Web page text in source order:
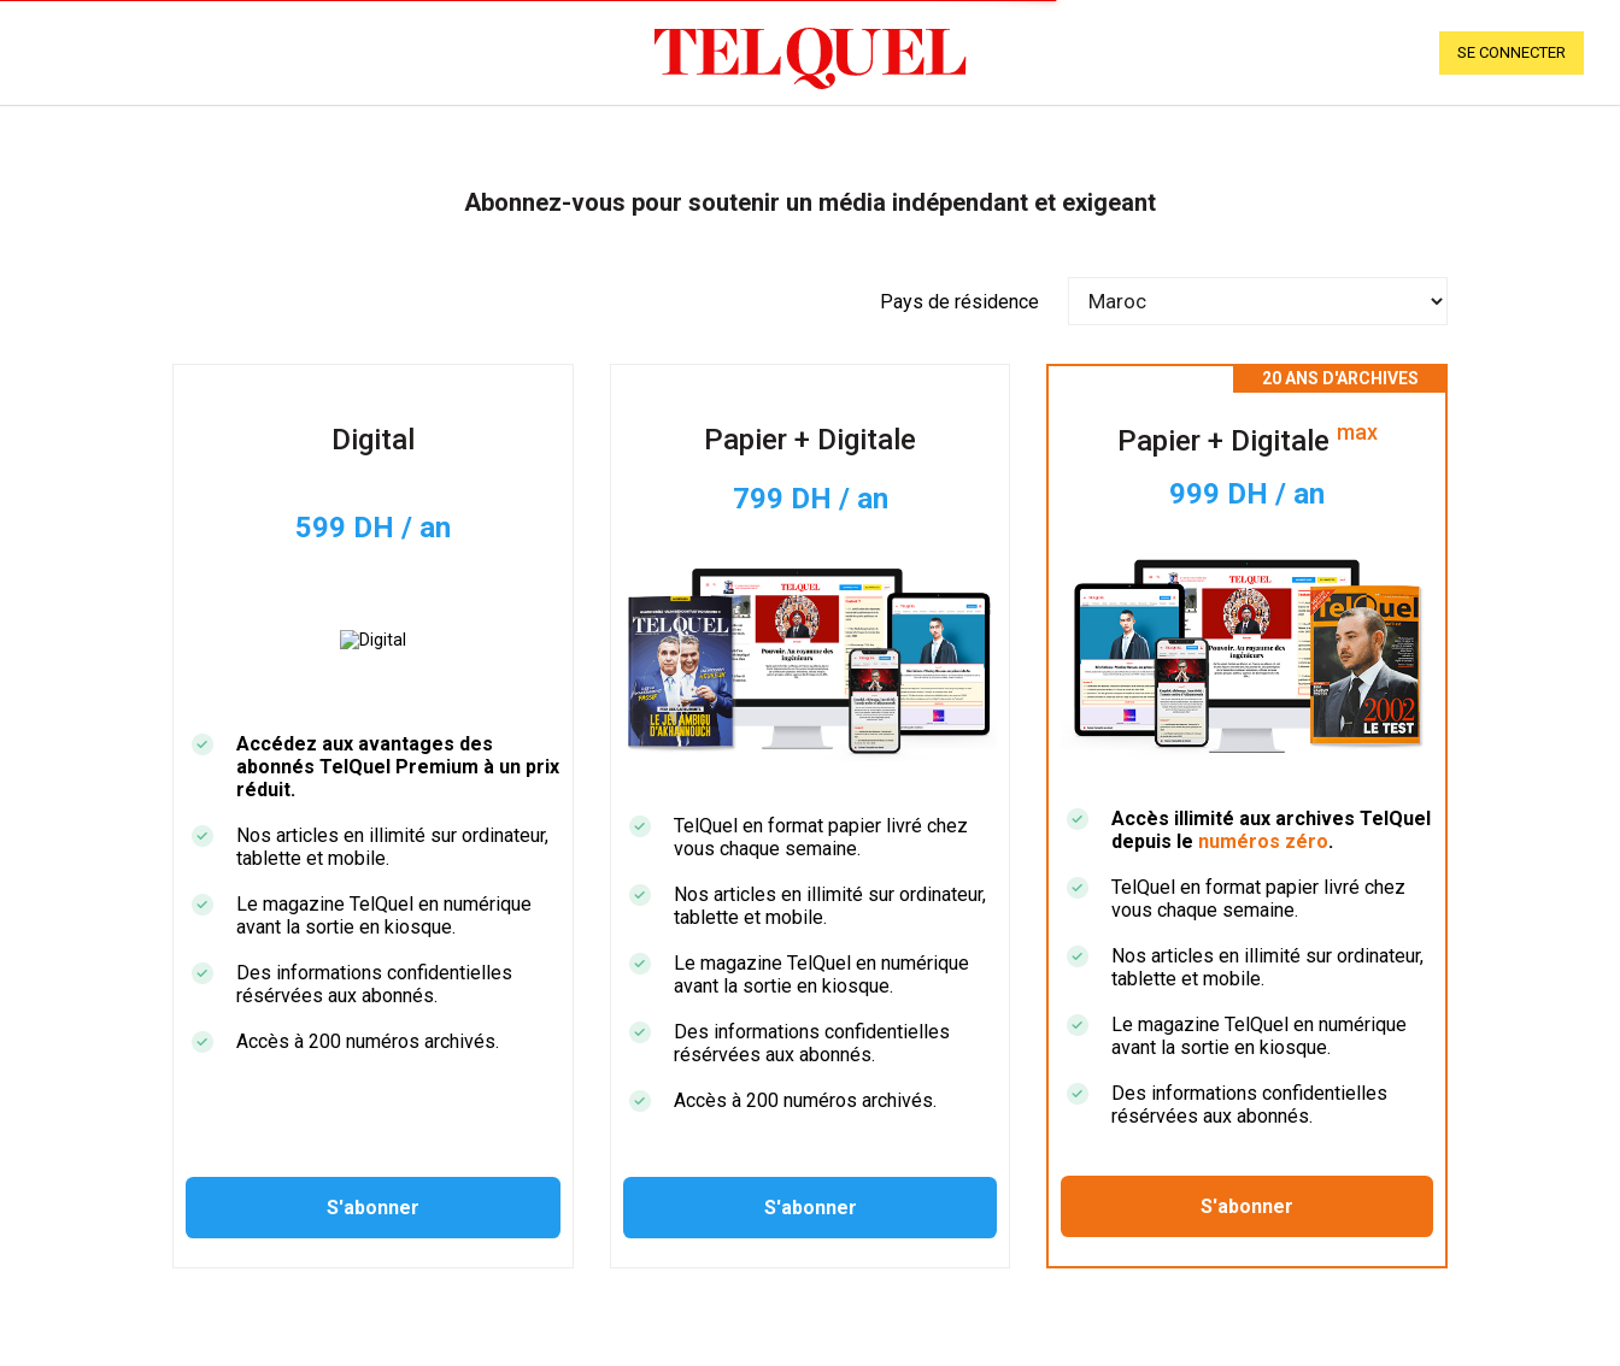
SE CONNECTER
Abonnez-vous pour soutenir un média indépendant et exigeant
Pays de résidence
Digital
599 DH / an
Accédez aux avantages des
abonnés TelQuel Premium à un prix
réduit.
Nos articles en illimité sur ordinateur,
tablette et mobile.
Le magazine TelQuel en numérique
avant la sortie en kiosque.
Des informations confidentielles
résérvées aux abonnés.
Accès à 200 numéros archivés.
Papier + Digitale
799 DH / an
TelQuel en format papier livré chez
vous chaque semaine.
Nos articles en illimité sur ordinateur,
tablette et mobile.
Le magazine TelQuel en numérique
avant la sortie en kiosque.
Des informations confidentielles
résérvées aux abonnés.
Accès à 200 numéros archivés.
Papier + Digitale max
999 DH / an
Accès illimité aux archives TelQuel
depuis le numéros zéro.
TelQuel en format papier livré chez
vous chaque semaine.
Nos articles en illimité sur ordinateur,
tablette et mobile.
Le magazine TelQuel en numérique
avant la sortie en kiosque.
Des informations confidentielles
résérvées aux abonnés.